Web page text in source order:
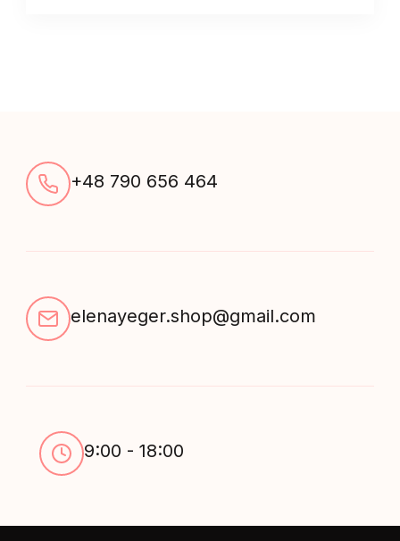
+48 790 656 464
elenayeger.shop@gmail.com
9:00 - 18:00